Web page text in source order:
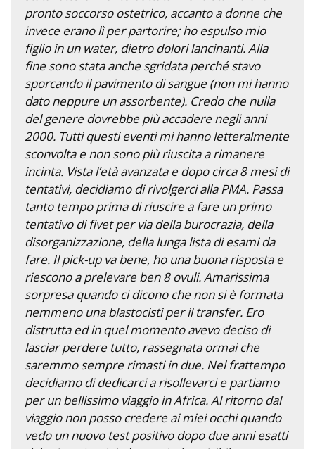
pronto soccorso ostetrico, accanto a donne che
invece erano lì per partorire; ho espulso mio
figlio in un water, dietro dolori lancinanti. Alla
fine sono stata anche sgridata perché stavo
sporcando il pavimento di sangue (non mi hanno
dato neppure un assorbente). Credo che nulla
del genere dovrebbe più accadere negli anni
2000. Tutti questi eventi mi hanno letteralmente
sconvolta e non sono più riuscita a rimanere
incinta. Vista l’età avanzata e dopo circa 8 mesi di
tentativi, decidiamo di rivolgerci alla PMA. Passa
tanto tempo prima di riuscire a fare un primo
tentativo di fivet per via della burocrazia, della
disorganizzazione, della lunga lista di esami da
fare. Il pick-up va bene, ho una buona risposta e
riescono a prelevare ben 8 ovuli. Amarissima
sorpresa quando ci dicono che non si è formata
nemmeno una blastocisti per il transfer. Ero
distrutta ed in quel momento avevo deciso di
lasciar perdere tutto, rassegnata ormai che
saremmo sempre rimasti in due. Nel frattempo
decidiamo di dedicarci a risollevarci e partiamo
per un bellissimo viaggio in Africa. Al ritorno dal
viaggio non posso credere ai miei occhi quando
vedo un nuovo test positivo dopo due anni esatti